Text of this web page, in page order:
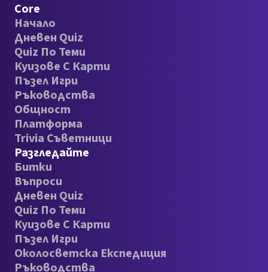
Core
Начало
Дневен Quiz
Quiz По Теми
Куизове С Карти
Пъзел Игри
Ръководства
Общност
Платформа
Trivia Съветници
Разгледайте
Битки
Въпроси
Дневен Quiz
Quiz По Теми
Куизове С Карти
Пъзел Игри
Околосветска Експедиция
Ръководства